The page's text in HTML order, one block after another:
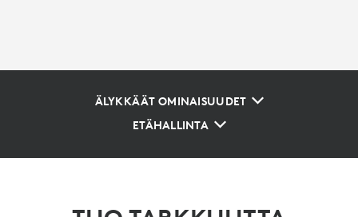
ÄLYKKÄÄT OMINAISUUDET
ETÄHALLINTA